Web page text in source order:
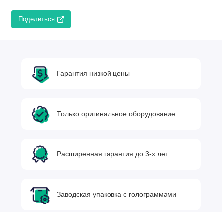
Поделиться
Гарантия низкой цены
Только оригинальное оборудование
Расширенная гарантия до 3-х лет
Заводская упаковка с голограммами